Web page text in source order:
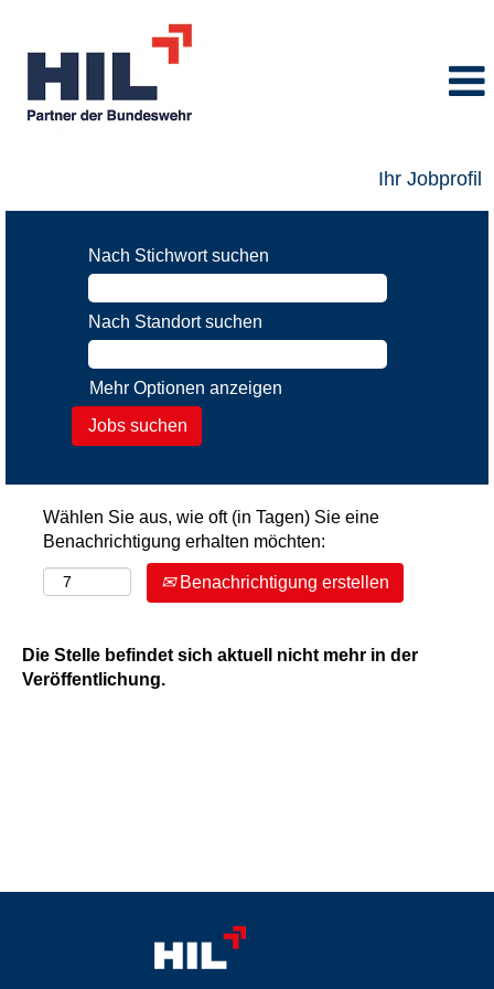
Ihr Jobprofil
Nach Stichwort suchen
Nach Standort suchen
Mehr Optionen anzeigen
Wählen Sie aus, wie oft (in Tagen) Sie eine
Benachrichtigung erhalten möchten:
Benachrichtigung erstellen
Die Stelle befindet sich aktuell nicht mehr in der
Veröffentlichung.